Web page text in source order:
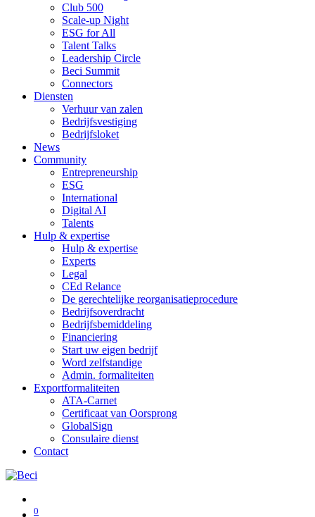
Club 500
Scale-up Night
ESG for All
Talent Talks
Leadership Circle
Beci Summit
Connectors
Diensten
Verhuur van zalen
Bedrijfsvestiging
Bedrijfsloket
News
Community
Entrepreneurship
ESG
International
Digital AI
Talents
Hulp & expertise
Hulp & expertise
Experts
Legal
CEd Relance
De gerechtelijke reorganisatieprocedure
Bedrijfsoverdracht
Bedrijfsbemiddeling
Financiering
Start uw eigen bedrijf
Word zelfstandige
Admin. formaliteiten
Exportformaliteiten
ATA-Carnet
Certificaat van Oorsprong
GlobalSign
Consulaire dienst
Contact
0